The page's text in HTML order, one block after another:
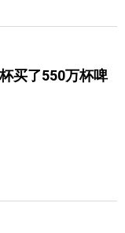
买了550万杯啤